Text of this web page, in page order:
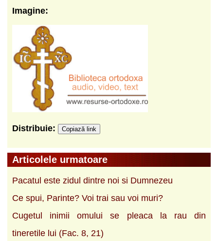
Imagine:
Distribuie: Copiază link
Articolele urmatoare
Pacatul este zidul dintre noi si Dumnezeu
Ce spui, Parinte? Voi trai sau voi muri?
Cugetul inimii omului se pleaca la rau din
tineretile lui (Fac. 8, 21)